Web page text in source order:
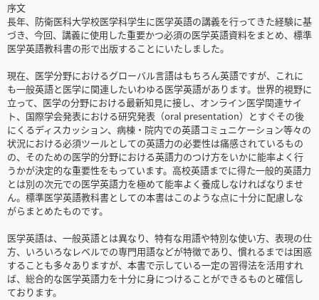
序文
長年、防衛医科大学校医学科学生に医学英語の講義を行ってきた経験に基
づき、今回、講義に使用した重要かつ必須の医学英語資料をまとめ、標準
医学英語教科書の形で出版することにいたしました。
現在、医学分野におけるグローバル言語はもちろん英語ですが、これに
も一般英語と医学に関連したいわゆる医学英語があります。世界的視野に
立って、医学の分野における最新知見に接し、オンライン医学関連サイ
ト、国際学会発表における研究発表（oral presentation）とすぐその後
にくるディスカッション、病棟・院内での英語コミュニケーション等々の
状況における必須ツールとしての英語力の必要性は痛感されているもの
の、そのための医学的分野における英語力のつけ方をいかに能率よく行
うかが決定的な重要性をもっています。高校英語までに得た一般的英語力
とは別の次元での医学英語力を極めて能率よく養成しなければなりませ
ん。標準医学英語教科書としての本書はこのような点に十分に配慮しな
がらまとめたものです。
医学英語は、一般英語とは異なり、特有な用語や特別な使い方、表現の仕
方、いろいろなレベルでの専門用語などが特徴であり、慣れるまでは困惑
することも多々ありますが、本書で示している一定の習得法を活用すれ
ば、総合的な医学英語力を十分に身につけることができるものと確信し
ております。